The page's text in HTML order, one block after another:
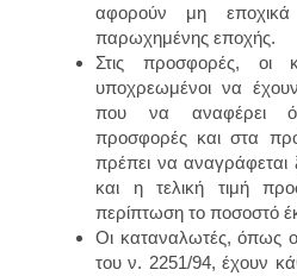
αφορούν μη
παρωχημένης εποχής.
Στις προσφορές, οι
υποχρεωμένοι να
που να αναφέρει
προσφορές και στα
πρέπει να αναγράφεται
και η τελική τιμή
περίπτωση το ποσοστό
Οι καταναλωτές, όπως
του ν. 2251/94, έχουν